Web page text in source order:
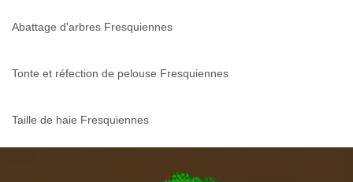
Abattage d'arbres Fresquiennes
Tonte et réfection de pelouse Fresquiennes
Taille de haie Fresquiennes